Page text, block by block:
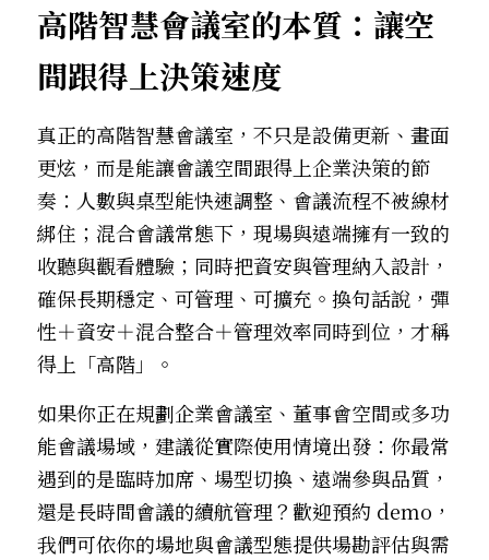
高階智慧會議室的本質：讓空
間跟得上決策速度
真正的高階智慧會議室，不只是設備更新、畫面
更炫，而是能讓會議空間跟得上企業決策的節
奏：人數與桌型能快速調整、會議流程不被線材
綁住；混合會議常態下，現場與遠端擁有一致的
收聽與觀看體驗；同時把資安與管理納入設計，
確保長期穩定、可管理、可擴充。換句話說，彈
性＋資安＋混合整合＋管理效率同時到位，才稱
得上「高階」。
如果你正在規劃企業會議室、董事會空間或多功
能會議場域，建議從實際使用情境出發：你最常
遇到的是臨時加席、場型切換、遠端參與品質，
還是長時間會議的續航管理？歡迎預約 demo，
我們可依你的場地與會議型態提供場勘評估與需